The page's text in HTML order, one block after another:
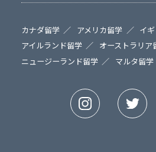
カナダ留学 アメリカ留学
イ
アイルランド留学
オーストラリア
ニュージーランド留学
マルタ留学